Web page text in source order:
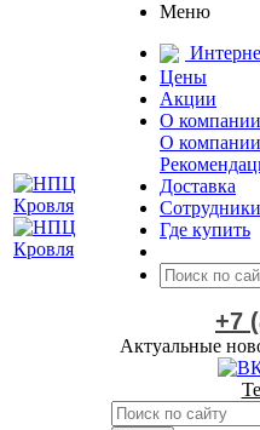
Меню
Цены
Акции
О компании
О компании
Доставка
Сотрудники
Где купить
+7
Актуальные